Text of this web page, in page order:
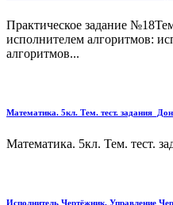
Практическое задание
исполнителем алгорит­мов:
ал­горитмов...
Математика. 5кл. Тем. тест.
Математика. 5кл. Тем. тест.
Исполнитель Чертёжник. Управление